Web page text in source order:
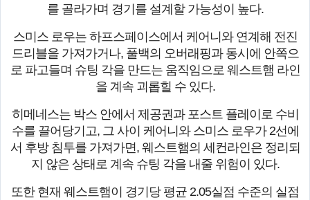
를 골라가며 경기를 설계할 가능성이 높다.
스미스 로우는 하프스페이스에서 케어니와 연계해 전진
드리블을 가져가거나, 풀백의 오버래핑과 동시에 안쪽으
로 파고들며 슈팅 각을 만드는 움직임으로 웨스트햄 라인
을 계속 괴롭힐 수 있다.
히메네스는 박스 안에서 제공권과 포스트 플레이로 수비
수를 끌어당기고, 그 사이 케어니와 스미스 로우가 2선에
서 후방 침투를 가져가면, 웨스트햄의 세컨라인은 정리되
지 않은 상태로 계속 슈팅 각을 내줄 위험이 있다.
또한 현재 웨스트햄이 경기당 평균 2.05실점 수준의 실점